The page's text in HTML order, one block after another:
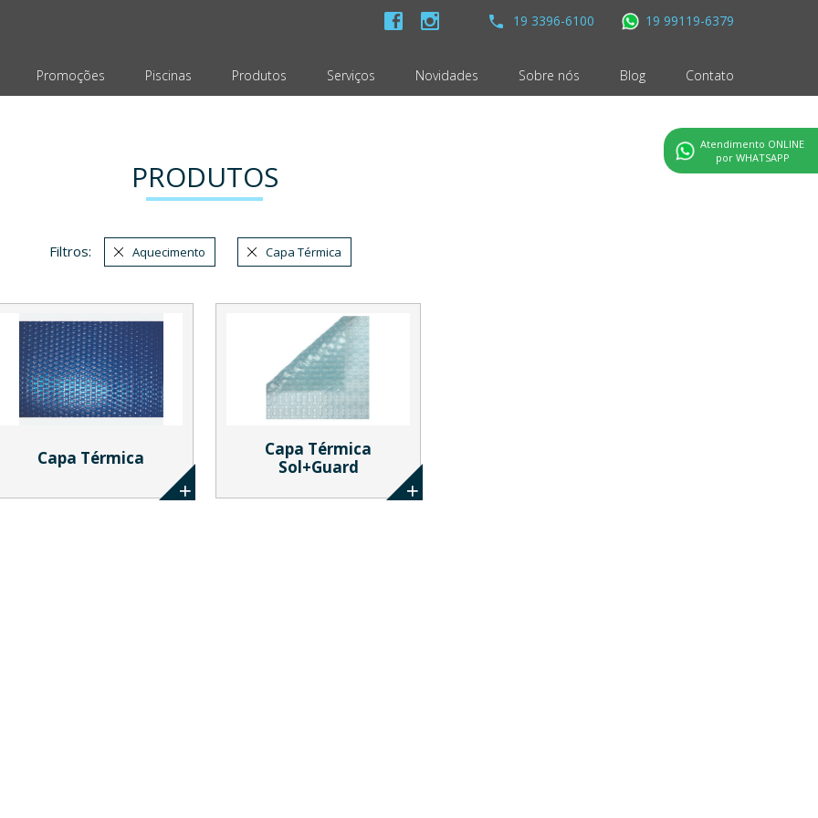
Promoções Piscinas Produtos Serviços Novidades Sobre nós Blog Contato
19 99119-6379
19 3396-6100
PRODUTOS
Atendimento ONLINE
por WHATSAPP
Filtros: Aquecimento Capa Térmica
Capa Térmica
Capa Térmica
Sol+Guard